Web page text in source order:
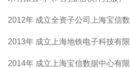
2012年 成立全资子公司上海宝信
2013年 成立上海地铁电子科技有
2014年 成立上海宝信数据中心有